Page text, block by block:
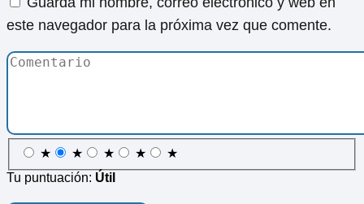
este navegador para la próxima vez que comente.
★ ★ ★ ★
★
Tu puntuación: Útil